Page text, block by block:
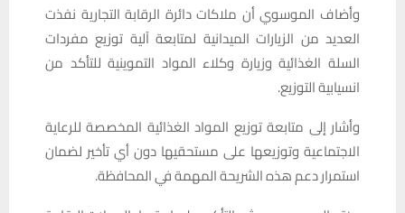
وأضاف الموسوي أن ملاكات دائرة الرقابة التجارية نفذت
العديد من الزيارات الميدانية لمتابعة آلية توزيع مفردات
السلة الغذائية وزيارة وكلاء المواد التموينية للتأكد من
انسيابية التوزيع.
وأشار إلى متابعة توزيع المواد الغذائية المخصصة للرعاية
الاجتماعية وتوزيعها على مستحقيها دون أي تأخير لضمان
استمرار دعم هذه الشريحة المهمة في المحافظة.